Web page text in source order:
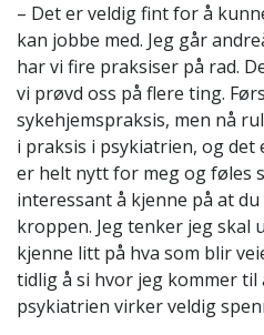
– Det er veldig fint for å
kan jobbe med. Jeg går
har vi fire praksiser på rad.
vi prøvd oss på flere ting.
sykehjemspraksis, men nå
i praksis i psykiatrien, og det
er helt nytt for meg og føles
interessant å kjenne på at
kroppen. Jeg tenker jeg skal
kjenne litt på hva som blir
tidlig å si hvor jeg kommer til
psykiatrien virker veldig